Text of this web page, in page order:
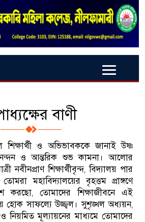
বাণী
ও অভিভাবককে জানাই উষ্ণ
ও আন্তরিক শুভ কামনা। আলাের
নবীনপ্রাণ শিক্ষার্থীবৃন্দ, বিদ্যালয় পার
মহাবিদ্যালয়ের বৃহত্তম প্রাঙ্গণে
করছো, তোমাদের শিক্ষাজীবনে এই
হােক সাফল্যে উজ্জ্বল। সুশৃঙ্খল অধ্যয়ন,
নিয়মিত মূল্যায়নের মাধ্যমে তােমাদের